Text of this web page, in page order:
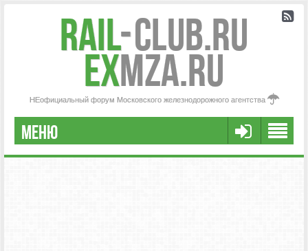
Rail-Club.RU
exMZA.RU
НЕофициальный форум Московского железнодорожного агентства
МЕНЮ
FAQ